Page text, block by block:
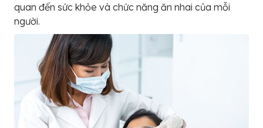
quan đến sức khỏe và chức năng ăn nhai của mỗi
người.